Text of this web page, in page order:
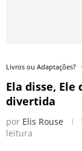
Livros ou Adaptações?
Ela disse,
divertida
por Elis Rouse
leitura